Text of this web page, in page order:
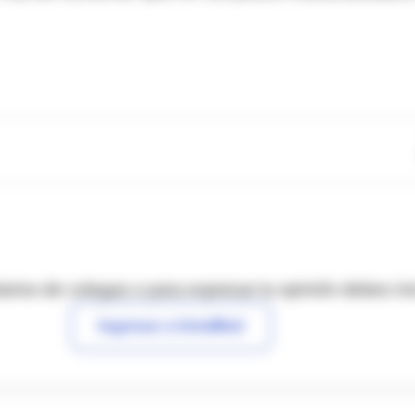
de colegas o para expresar tu opinión debes
Ingresar a IntraMed